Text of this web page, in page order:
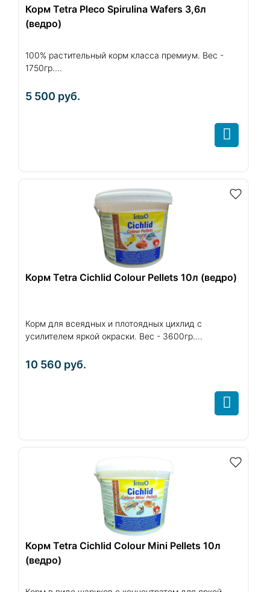
Корм Tetra Pleco Spirulina Wafers 3,6л
(ведро)
100% растительный корм класса премиум. Вес -
1750гр....
5 500 руб.
Корм Tetra Cichlid Colour Pellets 10л (ведро)
Корм для всеядных и плотоядных цихлид с
усилителем яркой окраски. Вес - 3600гр....
10 560 руб.
Корм Tetra Cichlid Colour Mini Pellets 10л
(ведро)